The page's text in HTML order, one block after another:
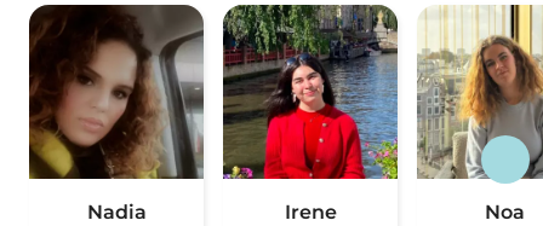
Nadia Irene Noa